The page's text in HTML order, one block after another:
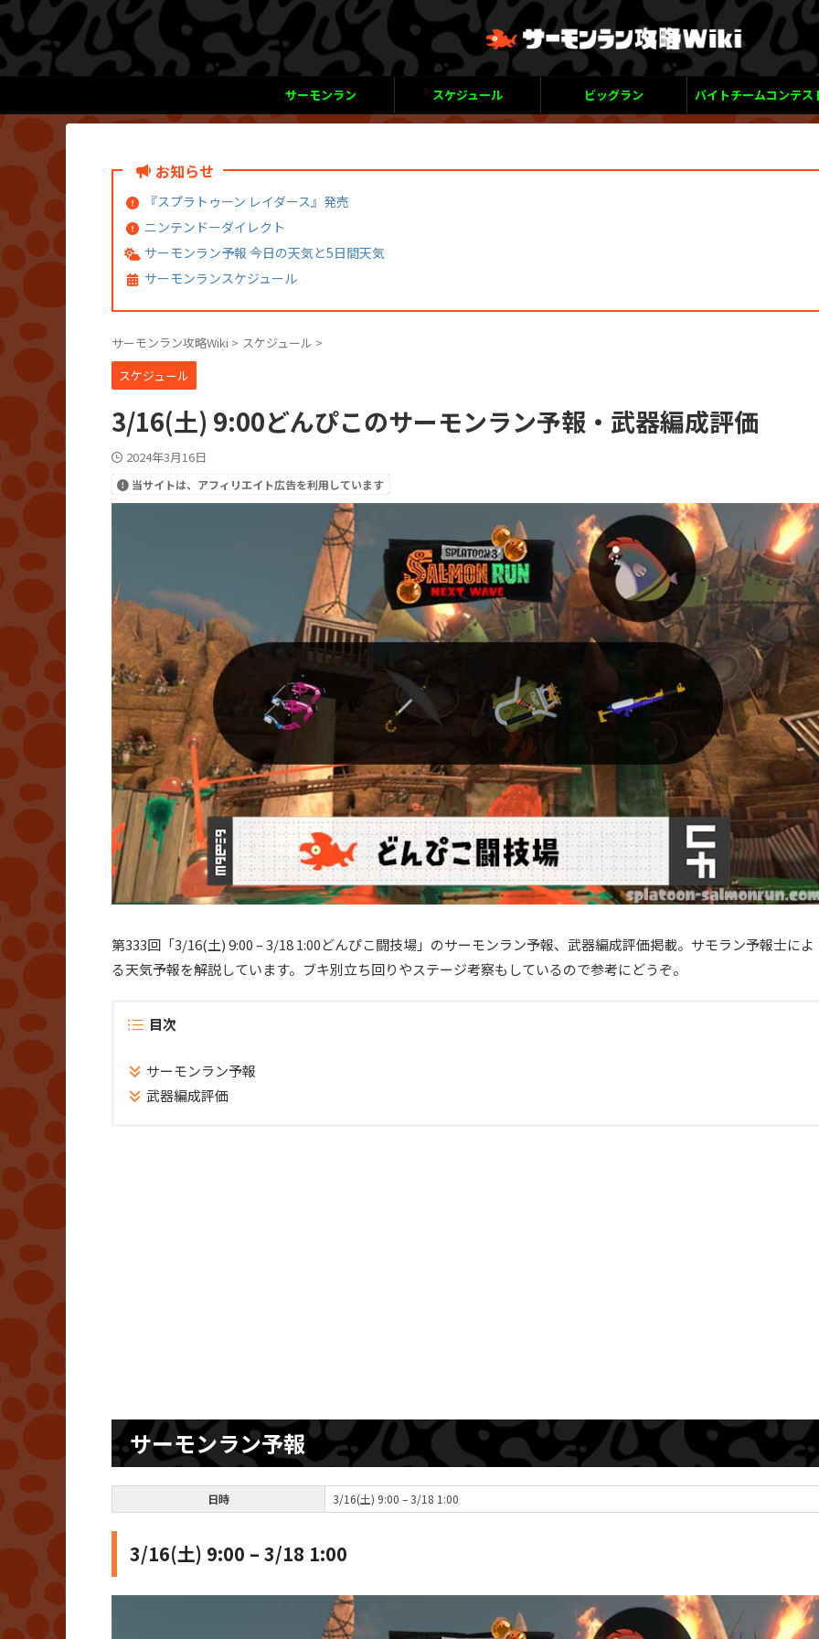
サーモンラン スケジュール ビッグラン バイトチームコンテス
お知らせ
『スプラトゥーン レイダース』発売
ニンテンドーダイレクト
サーモンラン予報 今日の天気と5日間天気
サーモンランスケジュール
サーモンラン攻略Wiki > スケジュール >
スケジュール
3/16(土) 9:00どんぴこのサーモンラン予報・武器編成評価
2024年3月16日
当サイトは、アフィリエイト広告を利用しています
第333回「3/16(土) 9:00 – 3/18 1:00どんぴこ闘技場」のサーモンラン予報、武器編成評価掲載。サモラン予報士によ
る天気予報を解説しています。ブキ別立ち回りやステージ考察もしているので参考にどうぞ。
目次
サーモンラン予報
武器編成評価
サーモンラン予報
日時 3/16(土) 9:00 – 3/18 1:00
3/16(土) 9:00 – 3/18 1:00